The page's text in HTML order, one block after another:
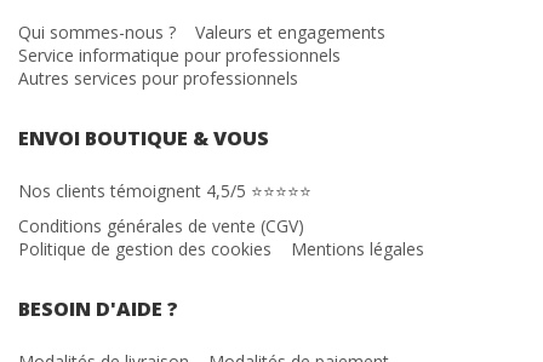
Qui sommes-nous ?
Valeurs et engagements
Service informatique pour professionnels
Autres services pour professionnels
ENVOI BOUTIQUE & VOUS
Nos clients témoignent 4,5/5 ⭐⭐⭐⭐⭐
Conditions générales de vente (CGV)
Politique de gestion des cookies
Mentions légales
BESOIN D'AIDE ?